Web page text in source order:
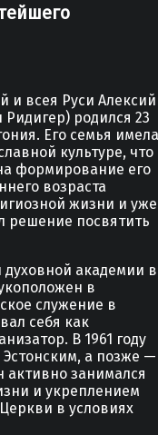
и всея Руси Алексий
родился 23
Его семья имела
культуре, что
формирование его
возраста
жизни и уже
решение посвятить
духовной академии в
в
служение в
себя как
В 1961 году
а позже —
активно занимался
и укреплением
в условиях